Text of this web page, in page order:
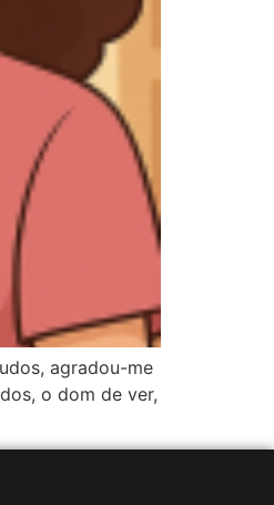
agradou-me
o dom de ver,